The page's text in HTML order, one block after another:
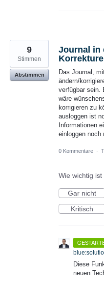
Journal in
Das Journal,
ändern/
verfügbar sein.
wäre
korrigieren zu
ausloggen ist
Informationen
einloggen noch
9
Stimmen
Abstimmen
0 Kommentare ·
Wie wichtig
Gar nicht
Kritisch
Diese
neuen